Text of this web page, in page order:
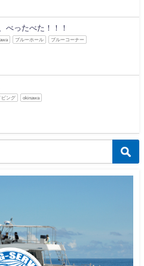
べったべた！！！
ブルーホール ブルーコーナー
ビング okinawa